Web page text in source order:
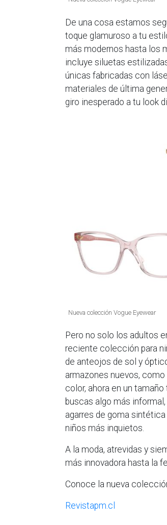
De una cosa estamos
toque glamuroso a tu
más modernos hasta los
incluye siluetas
únicas fabricadas con
materiales de última
giro inesperado a tu look
Nueva colección Vogue Eyewear
Pero no solo los adultos
reciente colección para
de anteojos de sol y
armazones nuevos,
color, ahora en un
buscas algo más
agarres de goma
niños más inquietos.
A la moda, atrevidas y
más innovadora hasta la
Conoce la nueva
Revistapm.cl